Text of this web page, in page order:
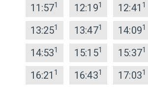
11:571 12:191 12:41 1
13:251 13:471 14:091
14:531 15:151 15:371
16:21 1 16:431 17:031